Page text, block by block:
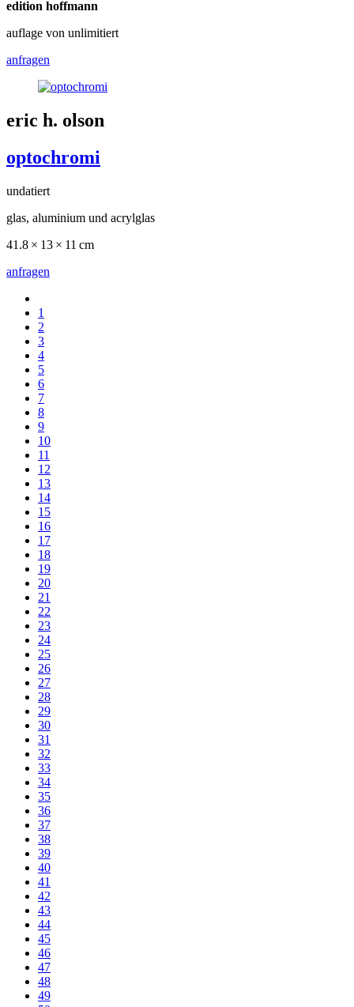
edition hoffmann
auflage von unlimitiert
anfragen
eric h. olson
optochromi
undatiert
glas, aluminium und acrylglas
41.8 × 13 × 11 cm
anfragen
1
2
3
4
5
6
7
8
9
10
11
12
13
14
15
16
17
18
19
20
21
22
23
24
25
26
27
28
29
30
31
32
33
34
35
36
37
38
39
40
41
42
43
44
45
46
47
48
49